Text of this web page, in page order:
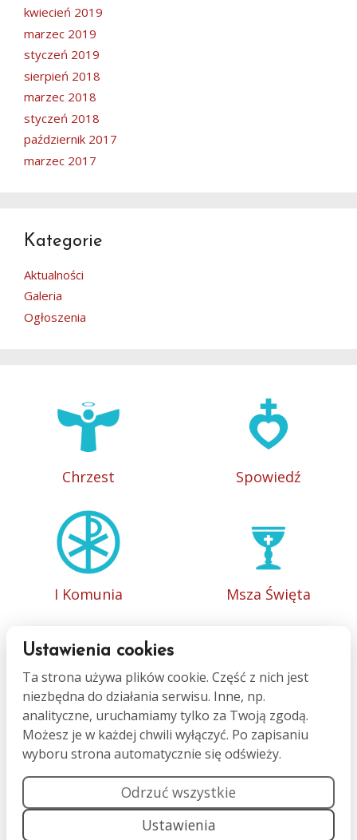
kwiecień 2019
marzec 2019
styczeń 2019
sierpień 2018
marzec 2018
styczeń 2018
październik 2017
marzec 2017
Kategorie
Aktualności
Galeria
Ogłoszenia
Chrzest Spowiedź
I Komunia Msza Święta
Bierzmowanie Małżeństwo
Ustawienia cookies
Ta strona używa plików cookie. Część z nich jest
niezbędna do działania serwisu. Inne, np.
analityczne, uruchamiamy tylko za Twoją zgodą.
Możesz je w każdej chwili wyłączyć. Po zapisaniu
wyboru strona automatycznie się odświeży.
Odrzuć wszystkie
Ustawienia